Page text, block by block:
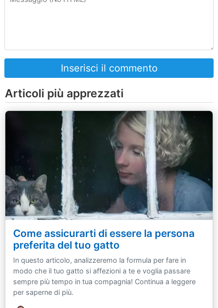
Inserisci il commento
Articoli più apprezzati
Come assicurarti di essere la persona
preferita del tuo gatto
In questo articolo, analizzeremo la formula per fare in
modo che il tuo gatto si affezioni a te e voglia passare
sempre più tempo in tua compagnia! Continua a leggere
per saperne di più.